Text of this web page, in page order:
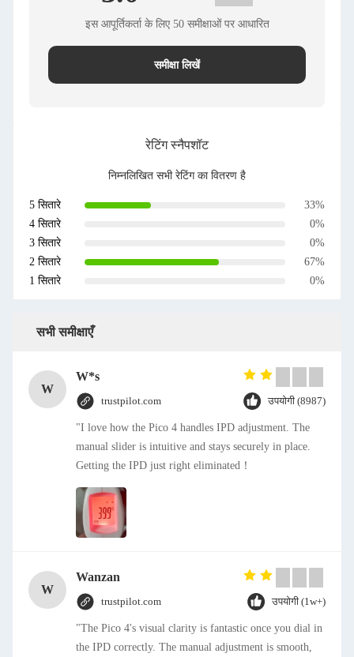
इस आपूर्तिकर्ता के लिए 50 समीक्षाओं पर आधारित
समीक्षा लिखें
रेटिंग स्नैपशॉट
निम्नलिखित सभी रेटिंग का वितरण है
5 सितारे
33%
4 सितारे
0%
3 सितारे
0%
2 सितारे
67%
1 सितारे
0%
सभी समीक्षाएँ
W
W*s
trustpilot.com उपयोगी (8987)
"I love how the Pico 4 handles IPD adjustment. The
manual slider is intuitive and stays securely in place.
Getting the IPD just right eliminated！
W
Wanzan
trustpilot.com उपयोगी (1w+)
"The Pico 4's visual clarity is fantastic once you dial in
the IPD correctly. The manual adjustment is smooth,